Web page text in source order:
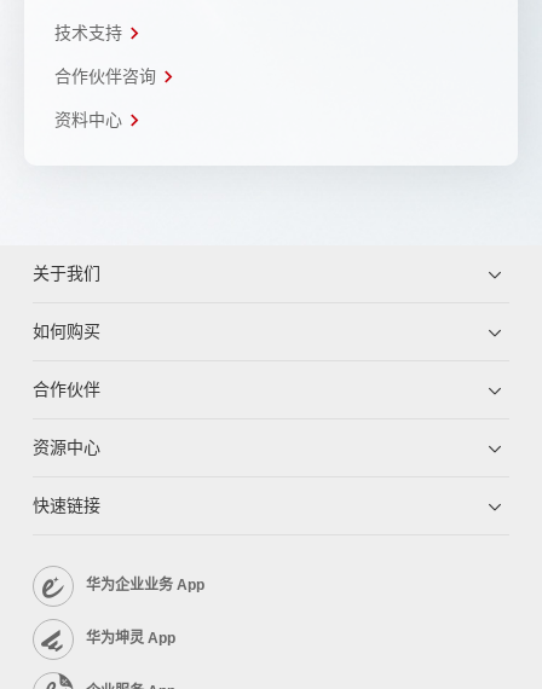
技术支持
合作伙伴咨询
资料中心
关于我们
如何购买
合作伙伴
资源中心
快速链接
华为企业业务 App
华为坤灵 App